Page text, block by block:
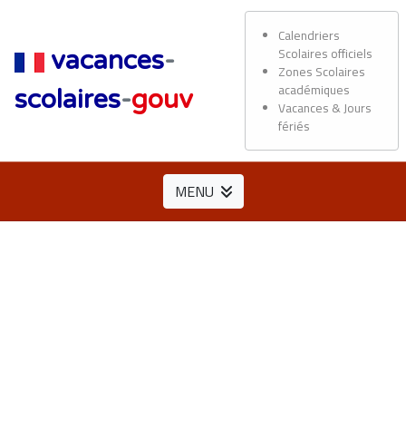
vacances-
scolaires-gouv
Calendriers
Scolaires officiels
Zones Scolaires
académiques
Vacances & Jours
fériés
MENU